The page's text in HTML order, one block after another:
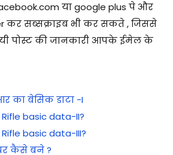
या google plus पे और
कर सब्सक्राइब भी कर सकते , जिससे
पोस्ट की जानकारी आपके ईमेल के
का बेसिक डाटा -I
Rifle basic data-II?
basic data-III?
कैसे बने ?